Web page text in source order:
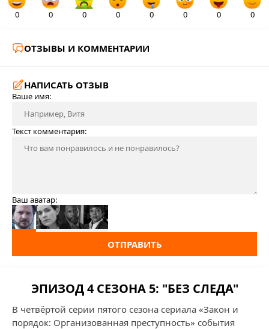
0 0 0 0 0 0 0 0
ОТЗЫВЫ И КОММЕНТАРИИ
НАПИСАТЬ ОТЗЫВ
Ваше имя:
Текст комментария:
Ваш аватар:
ОТПРАВИТЬ
ЭПИЗОД 4 СЕЗОНА 5: "БЕЗ СЛЕДА"
В четвёртой серии пятого сезона сериала «Закон и
порядок: Организованная преступность» события